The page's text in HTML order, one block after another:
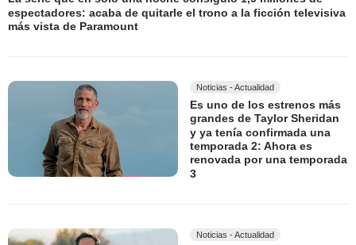
espectadores: acaba de quitarle el trono a la ficción televisiva
más vista de Paramount
Noticias - Actualidad
Es uno de los estrenos más
grandes de Taylor Sheridan
y ya tenía confirmada una
temporada 2: Ahora es
renovada por una temporada
3
Noticias - Actualidad